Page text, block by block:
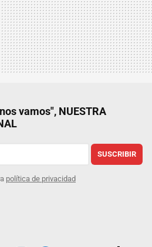
vamos", NUESTRA
SUSCRIBIR
política de privacidad